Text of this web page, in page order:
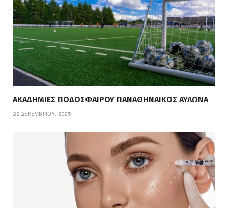
ΑΚΑΔΗΜΙΕΣ ΠΟΔΟΣΦΑΙΡΟΥ ΠΑΝΑΘΗΝΑΙΚΟΣ ΑΥΛΩΝΑ
22 ΔΕΚΕΜΒΡΊΟΥ, 2025